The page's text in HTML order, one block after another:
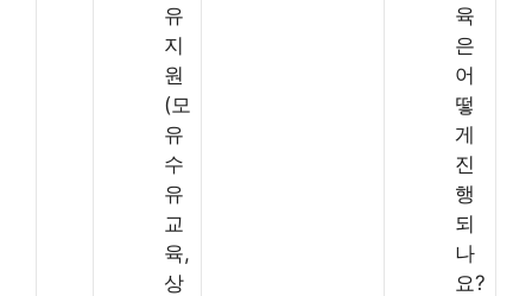
유
지
원
(모
유
수
유
교
육,
상
육
은
어
떻
게
진
행
되
나
요?